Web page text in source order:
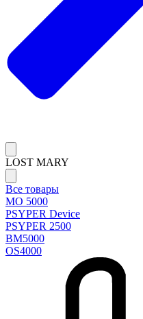
LOST MARY
Все товары
MO 5000
PSYPER Device
PSYPER 2500
BM5000
OS4000